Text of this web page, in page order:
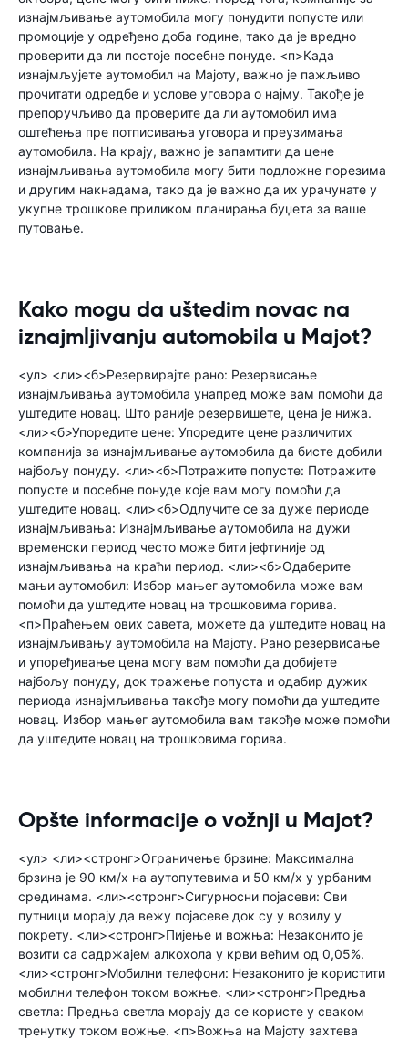
изнајмљивање аутомобила могу понудити попусте или
промоције у одређено доба године, тако да је вредно
проверити да ли постоје посебне понуде. <п>Када
изнајмљујете аутомобил на Мајоту, важно је пажљиво
прочитати одредбе и услове уговора о најму. Такође је
препоручљиво да проверите да ли аутомобил има
оштећења пре потписивања уговора и преузимања
аутомобила. На крају, важно је запамтити да цене
изнајмљивања аутомобила могу бити подложне порезима
и другим накнадама, тако да је важно да их урачунате у
укупне трошкове приликом планирања буџета за ваше
путовање.
Kako mogu da uštedim novac na
iznajmljivanju automobila u Majot?
<ул> <ли><б>Резервирајте рано: Резервисање
изнајмљивања аутомобила унапред може вам помоћи да
уштедите новац. Што раније резервишете, цена је нижа.
<ли><б>Упоредите цене: Упоредите цене различитих
компанија за изнајмљивање аутомобила да бисте добили
најбољу понуду. <ли><б>Потражите попусте: Потражите
попусте и посебне понуде које вам могу помоћи да
уштедите новац. <ли><б>Одлучите се за дуже периоде
изнајмљивања: Изнајмљивање аутомобила на дужи
временски период често може бити јефтиније од
изнајмљивања на краћи период. <ли><б>Одаберите
мањи аутомобил: Избор мањег аутомобила може вам
помоћи да уштедите новац на трошковима горива.
<п>Праћењем ових савета, можете да уштедите новац на
изнајмљивању аутомобила на Мајоту. Рано резервисање
и упоређивање цена могу вам помоћи да добијете
најбољу понуду, док тражење попуста и одабир дужих
периода изнајмљивања такође могу помоћи да уштедите
новац. Избор мањег аутомобила вам такође може помоћи
да уштедите новац на трошковима горива.
Opšte informacije o vožnji u Majot?
<ул> <ли><стронг>Ограничење брзине: Максимална
брзина је 90 км/х на аутопутевима и 50 км/х у урбаним
срединама. <ли><стронг>Сигурносни појасеви: Сви
путници морају да вежу појасеве док су у возилу у
покрету. <ли><стронг>Пијење и вожња: Незаконито је
возити са садржајем алкохола у крви већим од 0,05%.
<ли><стронг>Мобилни телефони: Незаконито је користити
мобилни телефон током вожње. <ли><стронг>Предња
светла: Предња светла морају да се користе у сваком
тренутку током вожње. <п>Вожња на Мајоту захтева